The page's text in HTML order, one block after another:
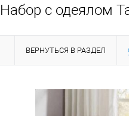
Набор с одеялом
ВЕРНУТЬСЯ В РАЗДЕЛ